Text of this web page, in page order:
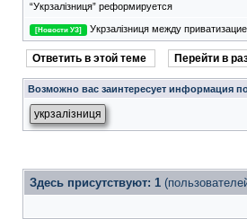
“Укрзалізниця” реформируется
[Новости УЗ] Укрзалізниця между
Ответить в этой теме Перейти в
Возможно вас заинтересует информация
укрзалізниця
Здесь присутствуют: 1